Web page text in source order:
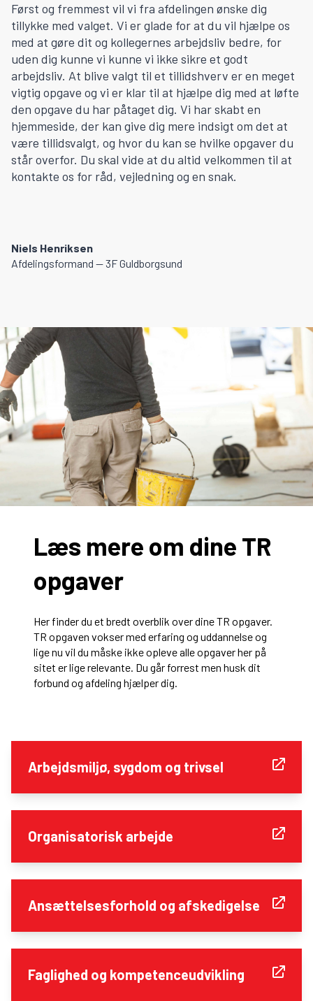
Først og fremmest vil vi fra afdelingen ønske dig
tillykke med valget. Vi er glade for at du vil hjælpe os
med at gøre dit og kollegernes arbejdsliv bedre, for
uden dig kunne vi kunne vi ikke sikre et godt
arbejdsliv. At blive valgt til et tillidshverv er en meget
vigtig opgave og vi er klar til at hjælpe dig med at løfte
den opgave du har påtaget dig. Vi har skabt en
hjemmeside, der kan give dig mere indsigt om det at
være tillidsvalgt, og hvor du kan se hvilke opgaver du
står overfor. Du skal vide at du altid velkommen til at
kontakte os for råd, vejledning og en snak.
Niels Henriksen
Afdelingsformand — 3F Guldborgsund
Læs mere om dine TR
opgaver
Her finder du et bredt overblik over dine TR opgaver.
TR opgaven vokser med erfaring og uddannelse og
lige nu vil du måske ikke opleve alle opgaver her på
sitet er lige relevante. Du går forrest men husk dit
forbund og afdeling hjælper dig.
Arbejdsmiljø, sygdom og trivsel
Organisatorisk arbejde
Ansættelsesforhold og afskedigelse
Faglighed og kompetenceudvikling